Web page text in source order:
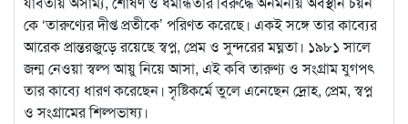
কে ‘তারুণ্যের দীপ্ত প্রতীকে’ পরিণত করেছে। একই সঙ্গে তার কাব্যের
আরেক প্রান্তরজুড়ে রয়েছে স্বপ্ন, প্রেম ও সুন্দরের মঘ্নতা। ১৯৮১ সালে
জন্ম নেওয়া স্বল্প আয়ু নিয়ে আসা, এই কবি তারুণ্য ও সংগ্রাম যুগপৎ
তার কাব্যে ধারণ করেছেন। সৃষ্টিকর্মে তুলে এনেছেন দ্রোহ, প্রেম, স্বপ্ন
ও সংগ্রামের শিল্পভাষ্য।